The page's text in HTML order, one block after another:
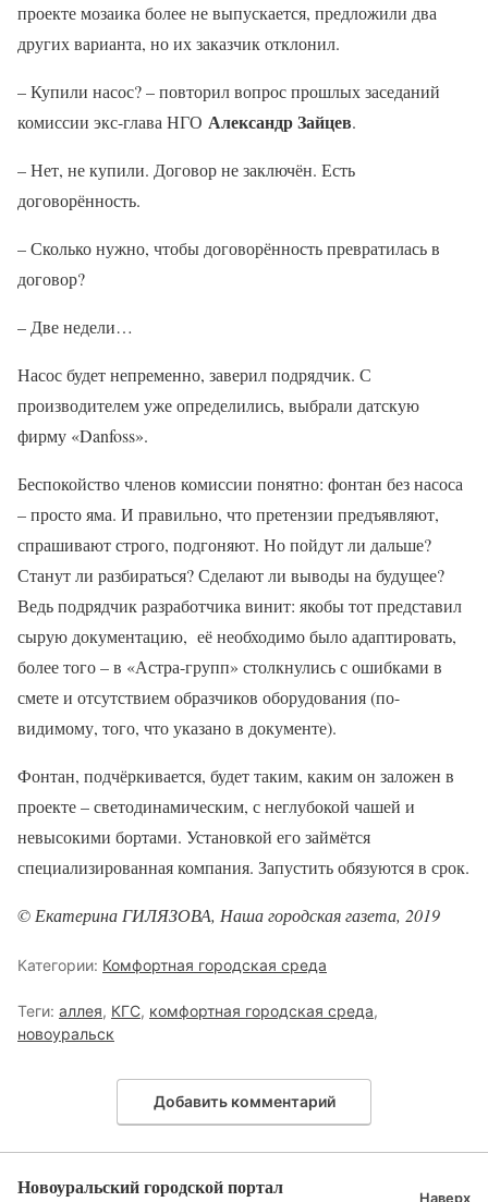
проекте мозаика более не выпускается, предложили два
других варианта, но их заказчик отклонил.
– Купили насос? – повторил вопрос прошлых заседаний
комиссии экс-глава НГО Александр Зайцев.
– Нет, не купили. Договор не заключён. Есть
договорённость.
– Сколько нужно, чтобы договорённость превратилась в
договор?
– Две недели…
Насос будет непременно, заверил подрядчик. С
производителем уже определились, выбрали датскую
фирму «Danfoss».
Беспокойство членов комиссии понятно: фонтан без насоса
– просто яма. И правильно, что претензии предъявляют,
спрашивают строго, подгоняют. Но пойдут ли дальше?
Станут ли разбираться? Сделают ли выводы на будущее?
Ведь подрядчик разработчика винит: якобы тот представил
сырую документацию, её необходимо было адаптировать,
более того – в «Астра-групп» столкнулись с ошибками в
смете и отсутствием образчиков оборудования (по-
видимому, того, что указано в документе).
Фонтан, подчёркивается, будет таким, каким он заложен в
проекте – светодинамическим, с неглубокой чашей и
невысокими бортами. Установкой его займётся
специализированная компания. Запустить обязуются в срок.
© Екатерина ГИЛЯЗОВА, Наша городская газета, 2019
Категории: Комфортная городская среда
Теги: аллея, КГС, комфортная городская среда,
новоуральск
Добавить комментарий
Новоуральский городской портал Наверх